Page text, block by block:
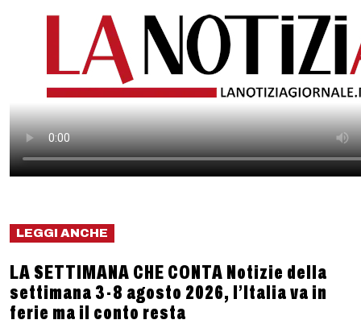
LEGGI ANCHE
LA SETTIMANA CHE CONTA Notizie della
settimana 3-8 agosto 2026, l’Italia va in
ferie ma il conto resta